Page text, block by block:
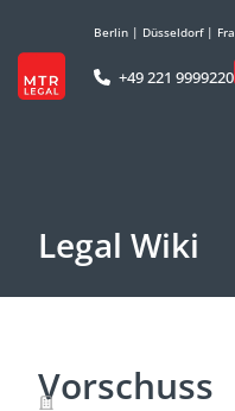
Berlin | Düsseldorf|
+49 221 9999220
Legal Wiki
Vorschuss